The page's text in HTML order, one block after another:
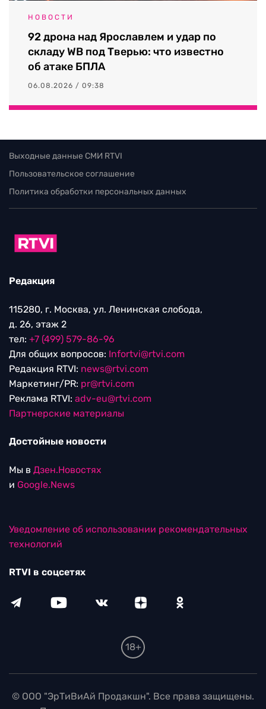
НОВОСТИ
92 дрона над Ярославлем и удар по
складу WB под Тверью: что известно
об атаке БПЛА
06.08.2026 / 09:38
Выходные данные СМИ RTVI
Пользовательское соглашение
Политика обработки персональных данных
Редакция
115280, г. Москва, ул. Ленинская слобода,
д. 26, этаж 2
тел: +7 (499) 579-86-96
Для общих вопросов: Infortvi@rtvi.com
Редакция RTVI: news@rtvi.com
Маркетинг/PR: pr@rtvi.com
Реклама RTVI: adv-eu@rtvi.com
Партнерские материалы
Достойные новости
Мы в Дзен.Новостях
и Google.News
Уведомление об использовании рекомендательных
технологий
RTVI в соцсетях
18+
© ООО "ЭрТиВиАй Продакшн". Все права защищены.